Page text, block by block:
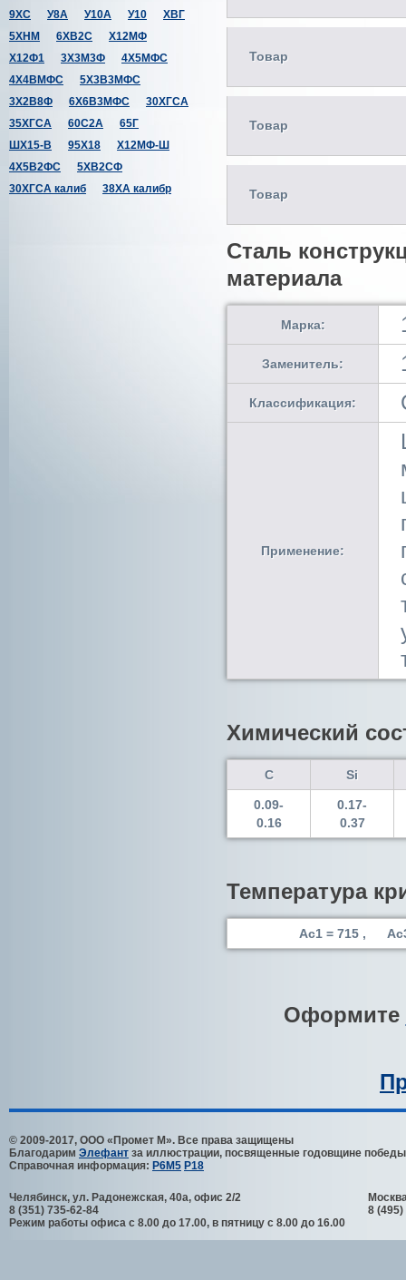
Товар
Товар
Товар
Сталь
материала
Марка:
Заменитель:
Классификация:
Применение:
Химический
C Si
0.09-
0.16
0.17-
0.37
Температура
Ac1 = 715 ,
Оформите
9ХС
У8А У10А У10
ХВГ
5ХНМ
6ХВ2С
Х12МФ
Х12Ф1
3Х3М3Ф
4Х5МФС
4Х4ВМФС
5Х3В3МФС
3Х2В8Ф
6Х6В3МФС
30ХГСА
35ХГСА
60С2А
65Г
ШХ15-В
95Х18
Х12МФ-Ш
4Х5В2ФС
5ХВ2СФ
30ХГСА калиб
38ХА калибр
© 2009-2017, ООО «Промет М». Все права защищены
Благодарим Элефант за иллюстрации, посвященные годовщине
Справочная информация: Р6М5 Р18
Челябинск, ул. Радонежская, 40а, офис 2/2
8 (351) 735-62-84
Режим работы офиса с 8.00 до 17.00, в пятницу с 8.00 до 16.00
8 (495)